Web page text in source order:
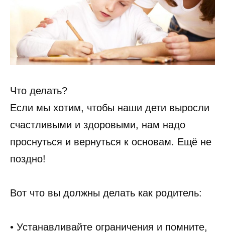
Что делать?
Если мы хотим, чтобы наши дети выросли
счастливыми и здоровыми, нам надо
проснуться и вернуться к основам. Ещё не
поздно!
Вот что вы должны делать как родитель:
• Устанавливайте ограничения и помните,